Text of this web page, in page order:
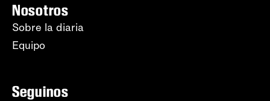
Nosotros
Sobre la diaria
Equipo
Seguinos